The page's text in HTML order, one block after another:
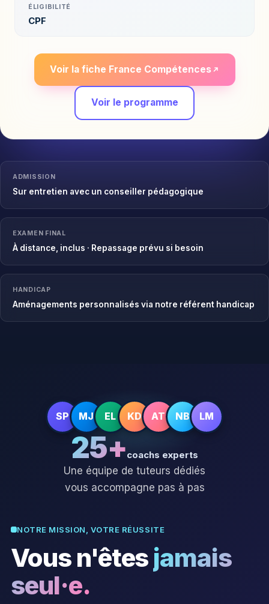
ÉLIGIBILITÉ
CPF
Voir la fiche France Compétences
Voir le programme
ADMISSION
Sur entretien avec un conseiller pédagogique
EXAMEN FINAL
À distance, inclus · Repassage prévu si besoin
HANDICAP
Aménagements personnalisés via notre référent handicap
SP MJ EL KD AT NB LM
25+coachs experts
Une équipe de tuteurs dédiés
vous accompagne pas à pas
NOTRE MISSION, VOTRE RÉUSSITE
Vous n'êtesjamais
seul·e.